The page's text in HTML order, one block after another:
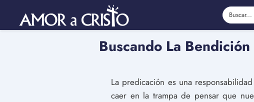
Buscando La
La predicación es una
caer en la trampa de pensar que